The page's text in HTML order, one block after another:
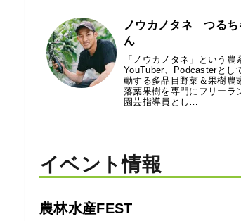
ノウカノタネ つるち
ん
「ノウカノタネ」という農
YouTuber、Podcasterとし
動する多品目野菜＆果樹農
落葉果樹を専門にフリーラ
園芸指導員とし…
イベント情報
農林水産FEST